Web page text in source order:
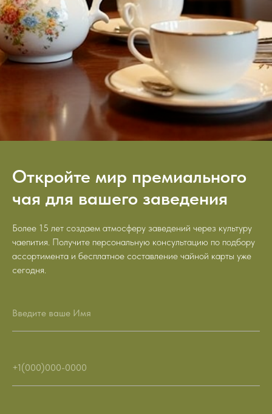
Откройте мир премиального
чая для вашего заведения
Более 15 лет создаем атмосферу заведений через культуру
чаепития. Получите персональную консультацию по подбору
ассортимента и бесплатное составление чайной карты уже
сегодня.